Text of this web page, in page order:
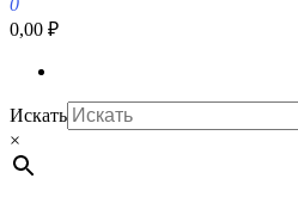
0
0,00 ₽
Искать
×